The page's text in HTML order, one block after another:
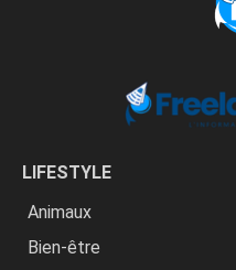
LIFESTYLE
Animaux
Bien-être